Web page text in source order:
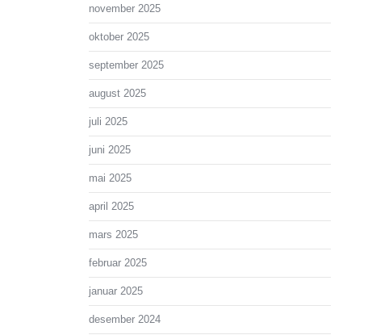
november 2025
oktober 2025
september 2025
august 2025
juli 2025
juni 2025
mai 2025
april 2025
mars 2025
februar 2025
januar 2025
desember 2024